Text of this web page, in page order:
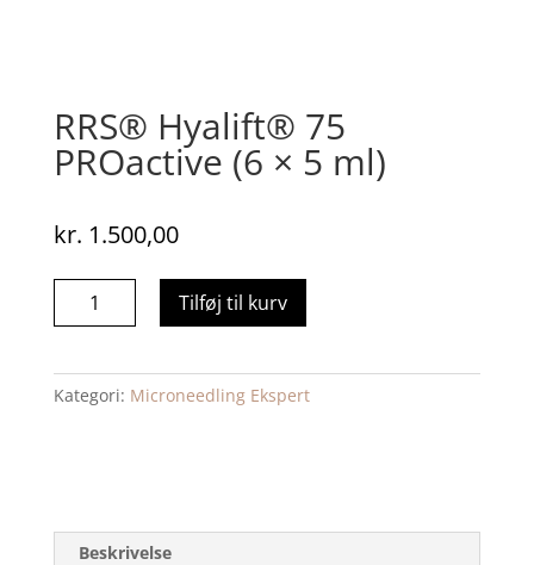
RRS® Hyalift® 75
PROactive (6 × 5 ml)
kr. 1.500,00
RRS®
PROactive
(6
Tilføj til kurv
Kategori: Microneedling Ekspert
Beskrivelse